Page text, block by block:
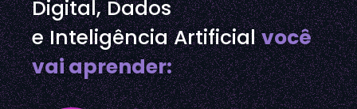
Digital, Dados
e Inteligência Artificialvocê
vai aprender: